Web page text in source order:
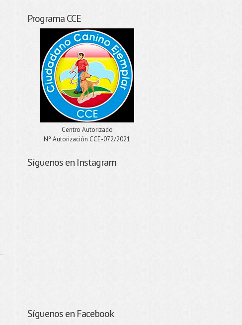
Programa CCE
Centro Autorizado
Nº Autorización CCE-072/2021
Síguenos en Instagram
Síguenos en Facebook